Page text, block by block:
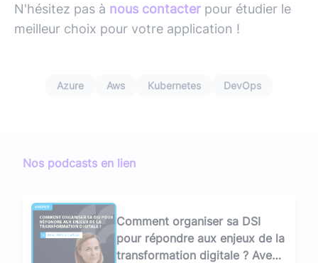
N'hésitez pas à nous contacter pour étudier le
meilleur choix pour votre application !
Azure Aws Kubernetes DevOps
Nos podcasts en lien
Comment organiser sa DSI
pour répondre aux enjeux de la
transformation digitale ? Avec